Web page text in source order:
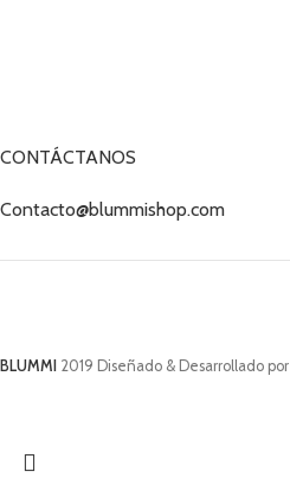
CONTÁCTANOS
Contacto@blummishop.com
BLUMMI 2019 Diseñado & Desarrollado por